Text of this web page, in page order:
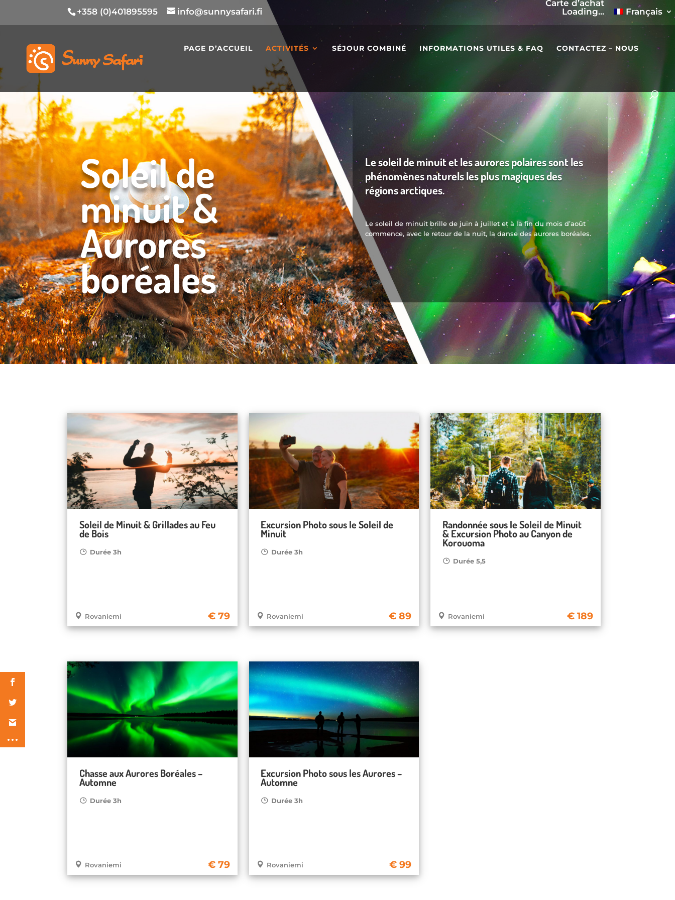
+358 (0)401895595 info@sunnysafari.fi
Carte d’achat
Loading...
Français
PAGE D’ACCUEIL ACTIVITÉS SÉJOUR COMBINÉ INFORMATIONS UTILES & FAQ CONTACTEZ – NOUS
Soleil de
minuit &
Aurores
boréales
Le soleil de minuit et les aurores polaires sont les
phénomènes naturels les plus magiques des
régions arctiques.
Le soleil de minuit brille de juin à juillet et à la fin du mois d’août
commence, avec le retour de la nuit, la danse des aurores boréales.
Soleil de Minuit & Grillades au Feu
de Bois
Durée 3h
Rovaniemi 79
Excursion Photo sous le Soleil de
Minuit
Durée 3h
Rovaniemi 89
Randonnée sous le Soleil de Minuit
& Excursion Photo au Canyon de
Korouoma
Durée 5,5
Rovaniemi 189
Chasse aux Aurores Boréales –
Automne
Durée 3h
Rovaniemi 79
Excursion Photo sous les Aurores –
Automne
Durée 3h
Rovaniemi 99